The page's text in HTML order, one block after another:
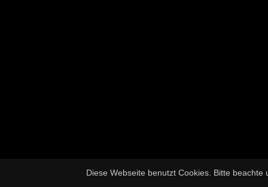
Diese Webseite benutzt Cookies. Bitte beachte